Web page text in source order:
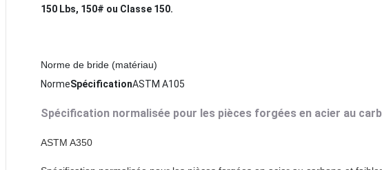
150 Lbs, 150# ou Classe 150.
Norme de bride (matériau)
NormeSpécificationASTM A105
Spécification normalisée pour les pièces forgées en acier au
ASTM A350